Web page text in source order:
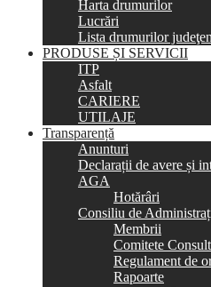
Harta drumurilor
Lucrări
Lista drumurilor
PRODUSE ȘI SERVICII
ITP
Asfalt
CARIERE
UTILAJE
Transparență
Anunturi
Declarații de avere și
AGA
Hotărâri
Consiliu de
Membrii
Comitete
Regulament de
Rapoarte